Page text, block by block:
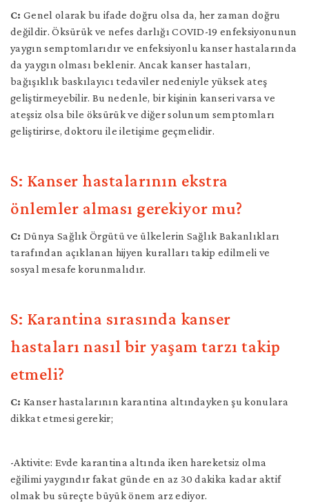
C: Genel olarak bu ifade doğru olsa da, her zaman doğru
değildir. Öksürük ve nefes darlığı COVID-19 enfeksiyonunun
yaygın semptomlarıdır ve enfeksiyonlu kanser hastalarında
da yaygın olması beklenir. Ancak kanser hastaları,
bağışıklık baskılayıcı tedaviler nedeniyle yüksek ateş
geliştirmeyebilir. Bu nedenle, bir kişinin kanseri varsa ve
ateşsiz olsa bile öksürük ve diğer solunum semptomları
geliştirirse, doktoru ile iletişime geçmelidir.
S: Kanser hastalarının ekstra
önlemler alması gerekiyor mu?
C: Dünya Sağlık Örgütü ve ülkelerin Sağlık Bakanlıkları
tarafından açıklanan hijyen kuralları takip edilmeli ve
sosyal mesafe korunmalıdır.
S: Karantina sırasında kanser
hastaları nasıl bir yaşam tarzı takip
etmeli?
C: Kanser hastalarının karantina altındayken şu konulara
dikkat etmesi gerekir;
-Aktivite: Evde karantina altında iken hareketsiz olma
eğilimi yaygındır fakat günde en az 30 dakika kadar aktif
olmak bu süreçte büyük önem arz ediyor.